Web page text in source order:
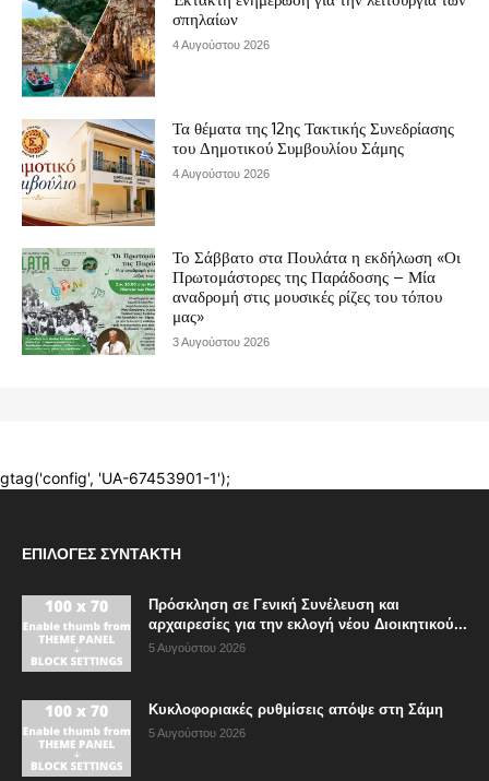
ΕΠΙΛΟΓΈΣ ΣΥΝΤΆΚΤΗ
Πρόσκληση σε Γενική Συνέλευση και
αρχαιρεσίες για την εκλογή νέου Διοικητικού...
5 Αυγούστου 2026
Κυκλοφοριακές ρυθμίσεις απόψε στη Σάμη
5 Αυγούστου 2026